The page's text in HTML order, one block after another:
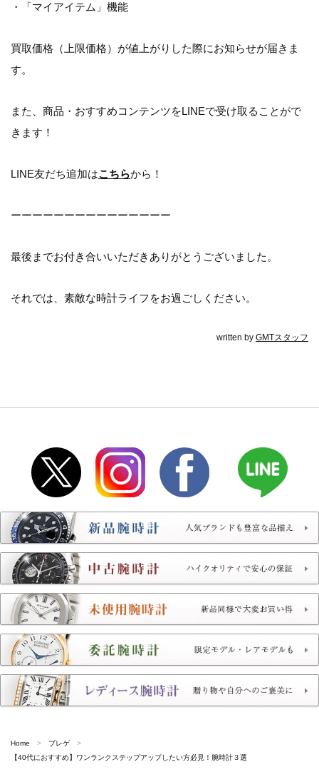
・「マイアイテム」機能
買取価格（上限価格）が値上がりした際にお知らせが届きま
す。
また、商品・おすすめコンテンツをLINEで受け取ることがで
きます！
LINE友だち追加はこちらから！
ーーーーーーーーーーーーーーー
最後までお付き合いいただきありがとうございました。
それでは、素敵な時計ライフをお過ごしください。
written by GMTスタッフ
Home
ブレゲ
【40代におすすめ】ワンランクステップアップしたい方必見！腕時計３選